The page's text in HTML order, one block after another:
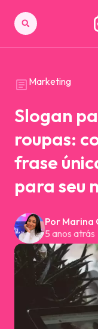
Marketing
Slogan
roupas:
frase
para seu
Por Marina
5 anos atrás